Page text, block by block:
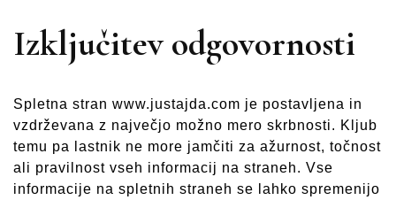
Izključitev odgovornosti
Spletna stran www.justajda.com je postavljena in
vzdrževana z največjo možno mero skrbnosti. Kljub
temu pa lastnik ne more jamčiti za ažurnost, točnost
ali pravilnost vseh informacij na straneh. Vse
informacije na spletnih straneh se lahko spremenijo